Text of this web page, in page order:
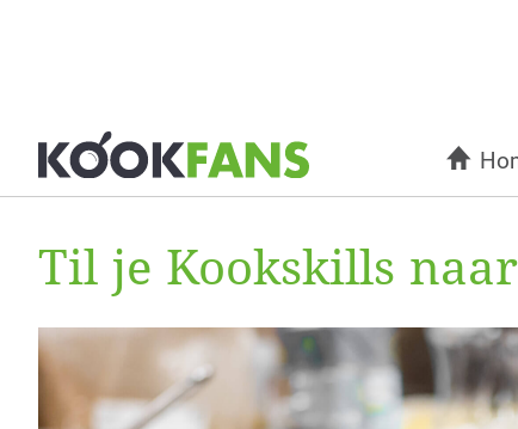
Til je Kookskills